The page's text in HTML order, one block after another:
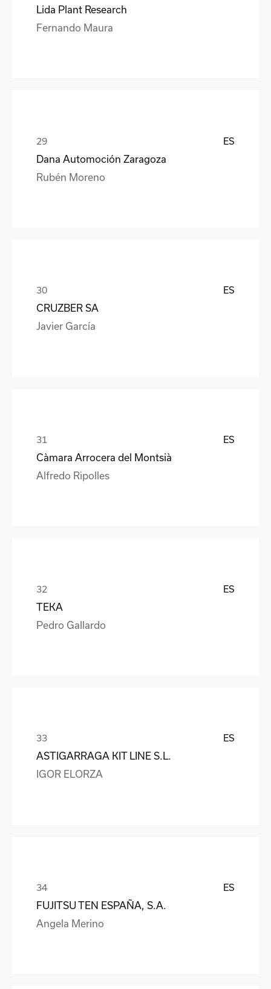
Lida Plant Research
Fernando Maura
ES
Dana Automoción Zaragoza
Rubén Moreno
ES
CRUZBER SA
Javier García
ES
Càmara Arrocera del Montsià
Alfredo Ripolles
ES
TEKA
Pedro Gallardo
ES
ASTIGARRAGA KIT LINE S.L.
IGOR ELORZA
ES
FUJITSU TEN ESPAÑA, S.A.
Angela Merino